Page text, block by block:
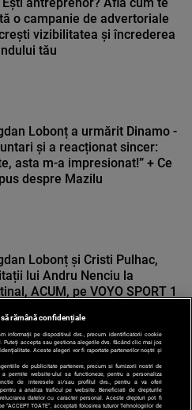
o campanie de advertoriale
vizibilitatea și încrederea
tău
Lobonț a urmărit Dinamo -
și a reacționat sincer:
asta m-a impresionat!” + Ce
despre Mazilu
Lobonț și Cristi Pulhac,
lui Andru Nenciu la
ACUM, pe VOYO SPORT 1
să rămână confidențiale
informații pe dispozitivul dvs., precum identificatorii cookie
Puteți accepta sau gestiona alegerile dvs. făcând clic mai jos
Aceste alegeri vor fi raportate partenerilor noștri și
de publicitate partenere, precum si furnizorii nostri de
permite website-ului sa functioneze, pentru a personaliza
de interesele si/sau profilul dvs., pentru a va oferi
a analiza traficul pe website. Beneficiati de drepturile
datelor cu caracter personal. Aceste drepturi pot fi
“ACCEPT TOATE”, acceptati folosirea tuturor Tehnologiilor de